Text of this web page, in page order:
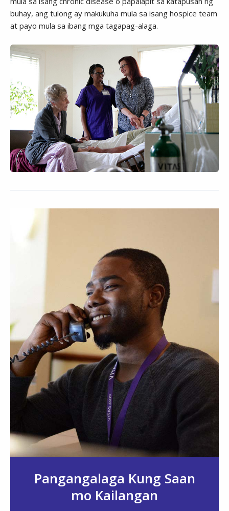
buhay, ang tulong ay makukuha mula sa isang hospice team
at payo mula sa ibang mga tagapag-alaga.
Pangangalaga Kung Saan
mo Kailangan